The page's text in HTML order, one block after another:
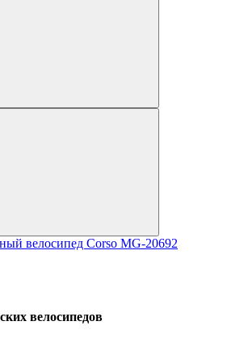
велосипед Corso MG-20692
велосипедов